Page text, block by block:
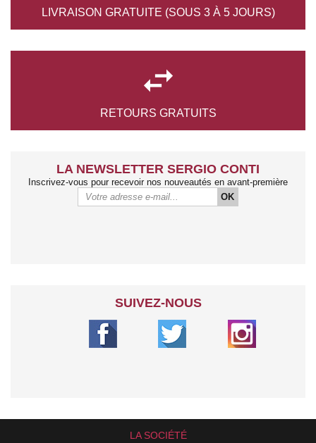
LIVRAISON GRATUITE (SOUS 3 À 5 JOURS)

RETOURS GRATUITS
LA NEWSLETTER SERGIO CONTI
Inscrivez-vous pour recevoir nos nouveautés en avant-première
OK
SUIVEZ-NOUS
LA SOCIÉTÉ